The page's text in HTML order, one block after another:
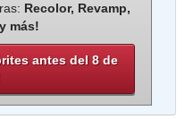
Recolor, Revamp,
más!
antes del 8 de